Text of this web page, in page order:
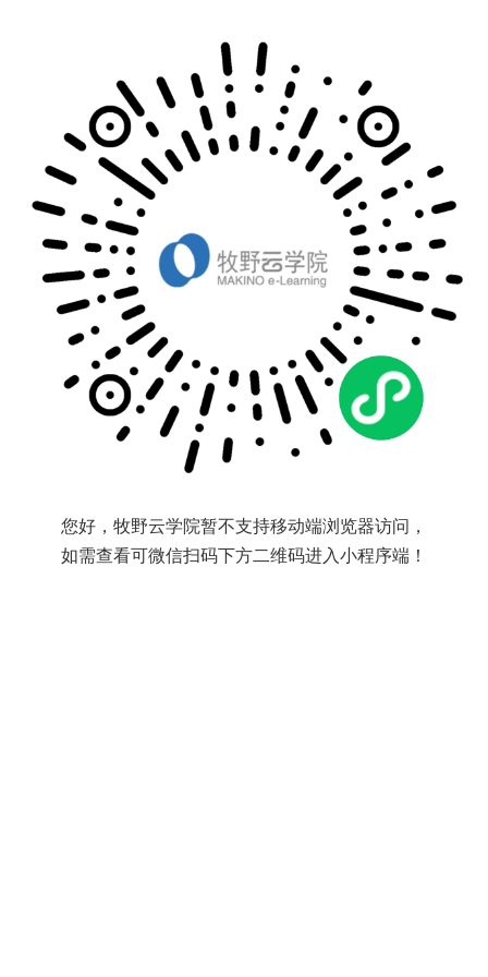
您好，牧野云学院暂不支持移动端浏览器访问，
如需查看可微信扫码下方二维码进入小程序端！